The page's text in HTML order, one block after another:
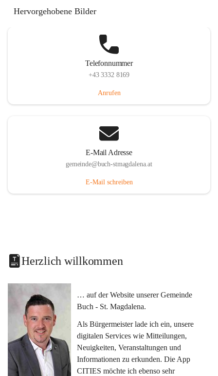
Hervorgehobene Bilder
Telefonnummer
+43 3332 8169
Anrufen
E-Mail Adresse
gemeinde@buch-stmagdalena.at
E-Mail schreiben
Herzlich willkommen
… auf der Website unserer Gemeinde
Buch - St. Magdalena.
Als Bürgermeister lade ich ein, unsere
digitalen Services wie Mitteilungen,
Neuigkeiten, Veranstaltungen und
Informationen zu erkunden. Die App
CITIES möchte ich ebenso sehr